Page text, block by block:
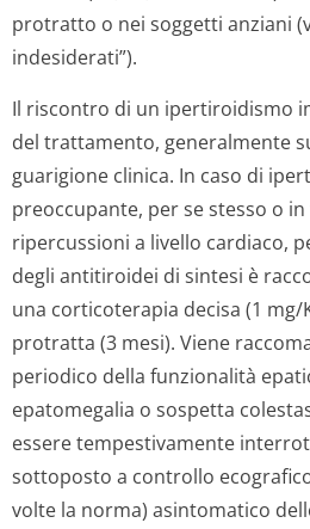
protratto o nei soggetti anziani
indesiderati”).
Il riscontro di un ipertiroidismo
del trattamento, generalmente
guarigione clinica. In caso di
preoccupante, per se stesso o
ripercussioni a livello cardiaco,
degli antitiroidei di sintesi è
una corticoterapia decisa (1
protratta (3 mesi). Viene
periodico della funzionalità
epatomegalia o sospetta
essere tempestivamente
sottoposto a controllo
volte la norma) asintomatico